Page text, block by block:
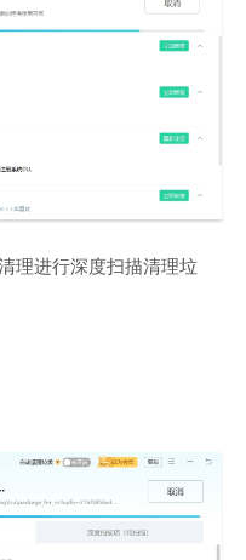
理进行深度扫描清理垃